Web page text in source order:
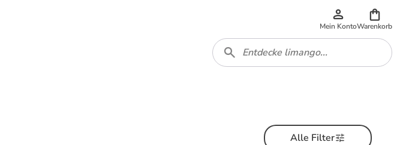
Mein KontoWarenkorb
Alle Filter